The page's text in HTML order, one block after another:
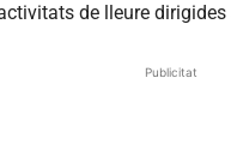
de lleure
Publicitat